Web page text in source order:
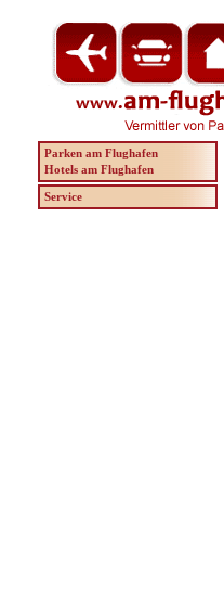
Parken am Flughafen
Hotels am Flughafen
Service